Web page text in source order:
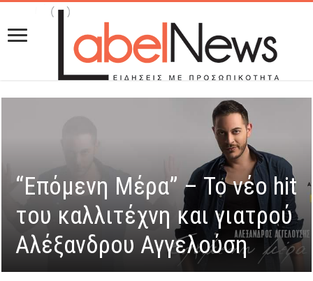
“Eπόμενη Μέρα” – Το νέο hit
του καλλιτέχνη και γιατρού
Αλέξανδρου Αγγελούση